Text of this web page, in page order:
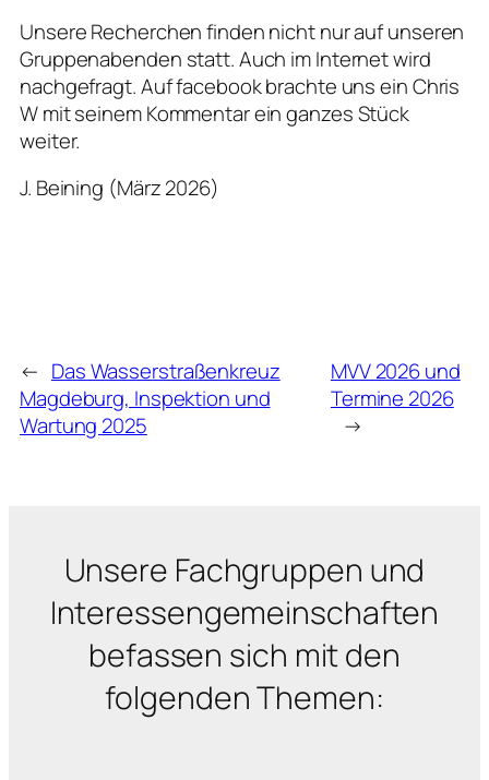
Unsere Recherchen finden nicht nur auf unseren
Gruppenabenden statt. Auch im Internet wird
nachgefragt. Auf facebook brachte uns ein Chris
W mit seinem Kommentar ein ganzes Stück
weiter.
J. Beining (März 2026)
← Das Wasserstraßenkreuz
Magdeburg, Inspektion und
Wartung 2025
MVV 2026 und
Termine 2026
→
Unsere Fachgruppen und
Interessengemeinschaften
befassen sich mit den
folgenden Themen: